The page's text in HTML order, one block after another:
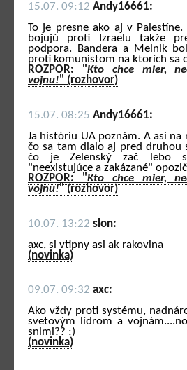
15.07. 09:12 Andy16661:
To je presne ako aj v
bojujú proti Izraelu takže
podpora. Bandera a Melnik
proti komunistom na ktorích sa
ROZPOR: "Kto chce mier,
vojnu!" (rozhovor)
15.07. 08:25 Andy16661:
Ja históriu UA poznám. A asi
čo sa tam dialo aj pred druhou
čo je Zelenský zač lebo
"neexistujúce a zakázané"
ROZPOR: "Kto chce mier,
vojnu!" (rozhovor)
10.07. 13:22 slon:
axc, si vtipny asi ak rakovina
(novinka)
09.07. 09:32 axc:
Ako vždy proti systému,
svetovým lídrom a
snimi?? ;)
(novinka)